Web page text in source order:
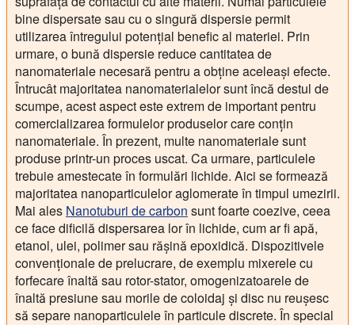
bine dispersate sau cu o singură dispersie permit
utilizarea întregului potențial benefic al materiei. Prin
urmare, o bună dispersie reduce cantitatea de
nanomateriale necesară pentru a obține aceleași efecte.
Întrucât majoritatea nanomaterialelor sunt încă destul de
scumpe, acest aspect este extrem de important pentru
comercializarea formulelor produselor care conțin
nanomateriale. În prezent, multe nanomateriale sunt
produse printr-un proces uscat. Ca urmare, particulele
trebuie amestecate în formulări lichide. Aici se formează
majoritatea nanoparticulelor aglomerate în timpul umezirii.
Mai ales Nanotuburi de carbon sunt foarte coezive, ceea
ce face dificilă dispersarea lor în lichide, cum ar fi apă,
etanol, ulei, polimer sau rășină epoxidică. Dispozitivele
convenționale de prelucrare, de exemplu mixerele cu
forfecare înaltă sau rotor-stator, omogenizatoarele de
înaltă presiune sau morile de coloidaj și disc nu reușesc
să separe nanoparticulele în particule discrete. În special